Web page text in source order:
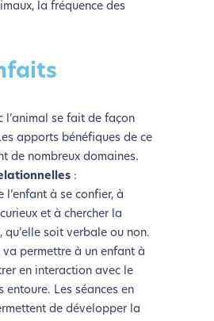
la fréquence des
l’animal se fait de façon
apports bénéfiques de ce
de nombreux domaines.
:
l’enfant à se confier, à
et à chercher la
qu’elle soit verbale ou non.
permettre à un enfant à
en interaction avec le
entoure. Les séances en
de développer la